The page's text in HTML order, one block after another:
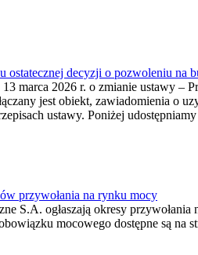
ostatecznej decyzji o pozwoleniu na
marca 2026 r. o zmianie ustawy –
jest obiekt, zawiadomienia o
ustawy. Poniżej
przywołania na rynku mocy
S.A. ogłaszają okresy
mocowego dostępne są na